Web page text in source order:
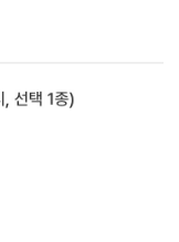
후에도 인쇄 품질에
사진을 300dpi 이상의
기